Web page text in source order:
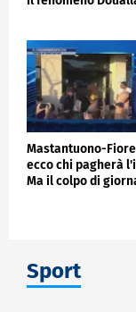
Mastantuono-
ecco chi pagherà
Ma il colpo di
Sport